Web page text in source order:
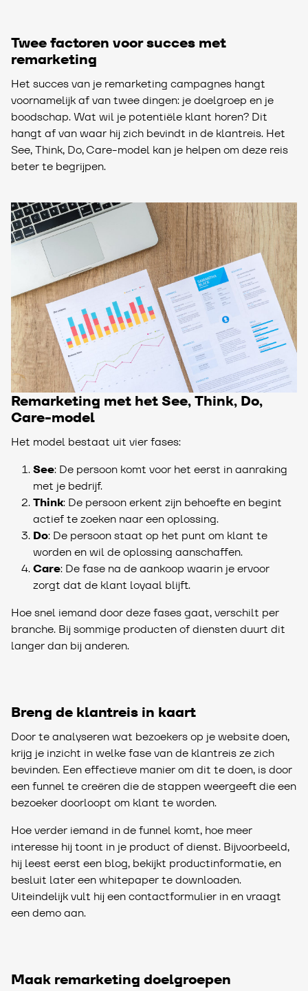
Twee factoren voor succes met
remarketing
Het succes van je remarketing campagnes hangt
voornamelijk af van twee dingen: je doelgroep en je
boodschap. Wat wil je potentiële klant horen? Dit
hangt af van waar hij zich bevindt in de klantreis. Het
See, Think, Do, Care-model kan je helpen om deze reis
beter te begrijpen.
Remarketing met het See, Think, Do,
Care-model
Het model bestaat uit vier fases:
See: De persoon komt voor het eerst in aanraking
met je bedrijf.
Think: De persoon erkent zijn behoefte en begint
actief te zoeken naar een oplossing.
Do: De persoon staat op het punt om klant te
worden en wil de oplossing aanschaffen.
Care: De fase na de aankoop waarin je ervoor
zorgt dat de klant loyaal blijft.
Hoe snel iemand door deze fases gaat, verschilt per
branche. Bij sommige producten of diensten duurt dit
langer dan bij anderen.
Breng de klantreis in kaart
Door te analyseren wat bezoekers op je website doen,
krijg je inzicht in welke fase van de klantreis ze zich
bevinden. Een effectieve manier om dit te doen, is door
een funnel te creëren die de stappen weergeeft die een
bezoeker doorloopt om klant te worden.
Hoe verder iemand in de funnel komt, hoe meer
interesse hij toont in je product of dienst. Bijvoorbeeld,
hij leest eerst een blog, bekijkt productinformatie, en
besluit later een whitepaper te downloaden.
Uiteindelijk vult hij een contactformulier in en vraagt
een demo aan.
Maak remarketing doelgroepen